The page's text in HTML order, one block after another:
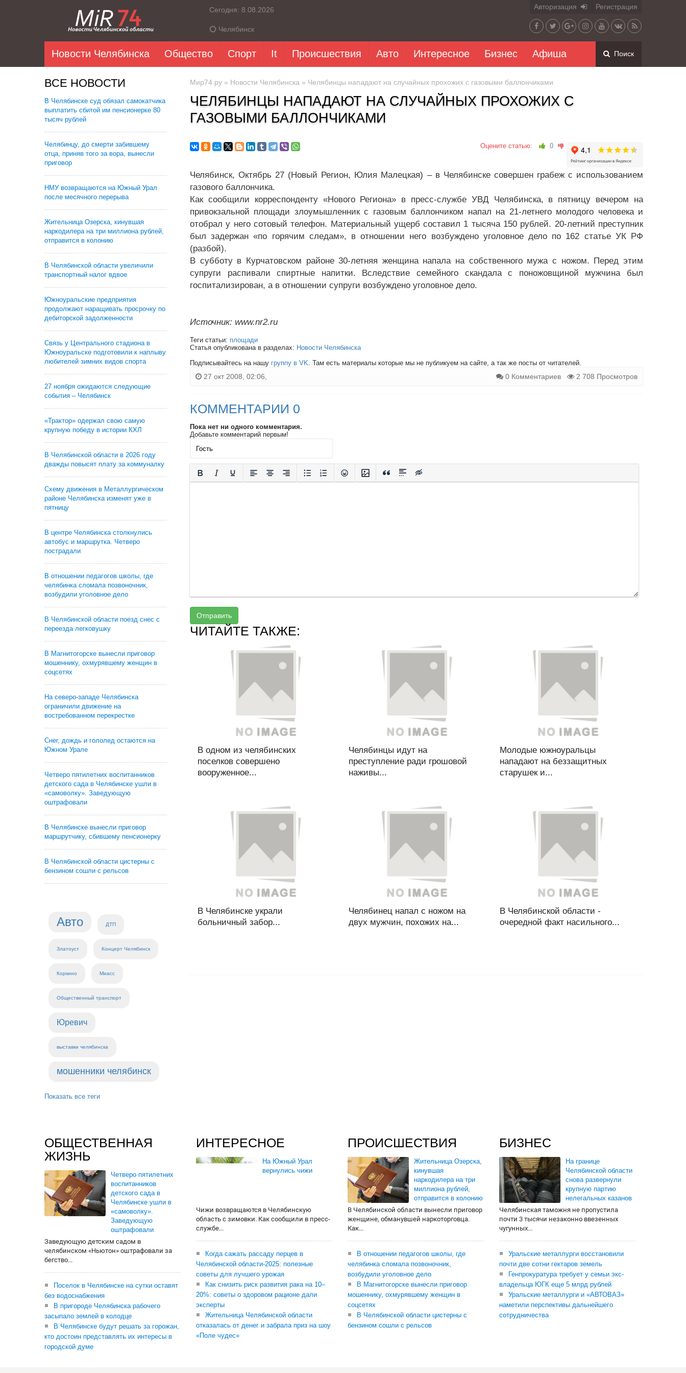
Сегодня: 8.08.2026
Челябинск
Авторизация Регистрация
Новости Челябинска Общество Спорт It Происшествия Авто Интересное Бизнес Афиша Поиск
ВСЕ НОВОСТИ
В Челябинске суд обязал самокатчика
выплатить сбитой им пенсионерке 80
тысяч рублей
Челябинцу, до смерти забившему
отца, приняв того за вора, вынесли
приговор
НМУ возвращаются на Южный Урал
после месячного перерыва
Жительница Озерска, кинувшая
наркодилера на три миллиона рублей,
отправится в колонию
В Челябинской области увеличили
транспортный налог вдвое
Южноуральские предприятия
продолжают наращивать просрочку по
дебиторской задолженности
Связь у Центрального стадиона в
Южноуральске подготовили к наплыву
любителей зимних видов спорта
27 ноября ожидаются следующие
события – Челябинск
«Трактор» одержал свою самую
крупную победу в истории КХЛ
В Челябинской области в 2026 году
дважды повысят плату за коммуналку
Схему движения в Металлургическом
районе Челябинска изменят уже в
пятницу
В центре Челябинска столкнулись
автобус и маршрутка. Четверо
пострадали
В отношении педагогов школы, где
челябинка сломала позвоночник,
возбудили уголовное дело
В Челябинской области поезд снес с
переезда легковушку
В Магнитогорске вынесли приговор
мошеннику, охмурявшему женщин в
соцсетях
На северо-западе Челябинска
ограничили движение на
востребованном перекрестке
Снег, дождь и гололед остаются на
Южном Урале
Четверо пятилетних воспитанников
детского сада в Челябинске ушли в
«самоволку». Заведующую
оштрафовали
В Челябинске вынесли приговор
маршрутчику, сбившему пенсионерку
В Челябинской области цистерны с
бензином сошли с рельсов
Авто ДТП
Златоуст Концерт Челябинск
Коркино Миасс
Общественный транспорт
Юревич
выставки челябинска
мошенники челябинск
Показать все теги
Мир74.ру » Новости Челябинска » Челябинцы нападают на случайных прохожих с газовыми баллончиками
ЧЕЛЯБИНЦЫ НАПАДАЮТ НА СЛУЧАЙНЫХ ПРОХОЖИХ С
ГАЗОВЫМИ БАЛЛОНЧИКАМИ
Оцените статью: 0
Челябинск, Октябрь 27 (Новый Регион, Юлия Малецкая) – в Челябинске совершен грабеж с использованием
газового баллончика.
Как сообщили корреспонденту «Нового Региона» в пресс-службе УВД Челябинска, в пятницу вечером на
привокзальной площади злоумышленник с газовым баллончиком напал на 21-летнего молодого человека и
отобрал у него сотовый телефон. Материальный ущерб составил 1 тысяча 150 рублей. 20-летний преступник
был задержан «по горячим следам», в отношении него возбуждено уголовное дело по 162 статье УК РФ
(разбой).
В субботу в Курчатовском районе 30-летняя женщина напала на собственного мужа с ножом. Перед этим
супруги распивали спиртные напитки. Вследствие семейного скандала с поножовщиной мужчина был
госпитализирован, а в отношении супруги возбуждено уголовное дело.
Источник: www.nr2.ru
Теги статьи: площади
Статья опубликована в разделах: Новости Челябинска
Подписывайтесь на нашу группу в VK. Там есть материалы которые мы не публикуем на сайте, а так же посты от читателей.
27 окт 2008, 02:06, 0 Комментариев 2 708 Просмотров
КОММЕНТАРИИ 0
Пока нет ни одного комментария.
Добавьте комментарий первым!
Отправить
ЧИТАЙТЕ ТАКЖЕ:
В одном из челябинских
поселков совершено
вооруженное...
Челябинцы идут на
преступление ради грошовой
наживы...
Молодые южноуральцы
нападают на беззащитных
старушек и...
В Челябинске украли
больничный забор...
Челябинец напал с ножом на
двух мужчин, похожих на...
В Челябинской области -
очередной факт насильного...
ОБЩЕСТВЕННАЯ
ЖИЗНЬ
Четверо пятилетних
воспитанников
детского сада в
Челябинске ушли в
«самоволку».
Заведующую
оштрафовали
Заведующую детским садом в
челябинском «Ньютон» оштрафовали за
бегство...
Поселок в Челябинске на сутки оставят
без водоснабжения
В пригороде Челябинска рабочего
засыпало землей в колодце
В Челябинске будут решать за горожан,
кто достоин представлять их интересы в
городской думе
ИНТЕРЕСНОЕ
На Южный Урал
вернулись чижи
Чижи возвращаются в Челябинскую
область с зимовки. Как сообщили в пресс-
службе...
Когда сажать рассаду перцев в
Челябинской области-2025: полезные
советы для лучшего урожая
Как снизить риск развития рака на 10–
20%: советы о здоровом рационе дали
эксперты
Жительница Челябинской области
отказалась от денег и забрала приз на шоу
«Поле чудес»
ПРОИСШЕСТВИЯ
Жительница Озерска,
кинувшая
наркодилера на три
миллиона рублей,
отправится в колонию
В Челябинской области вынесли приговор
женщине, обманувшей наркоторговца.
Как...
В отношении педагогов школы, где
челябинка сломала позвоночник,
возбудили уголовное дело
В Магнитогорске вынесли приговор
мошеннику, охмурявшему женщин в
соцсетях
В Челябинской области цистерны с
бензином сошли с рельсов
БИЗНЕС
На границе
Челябинской области
снова развернули
крупную партию
нелегальных казанов
Челябинская таможня не пропустила
почти 3 тысячи незаконно ввезенных
чугунных...
Уральские металлурги восстановили
почти две сотни гектаров земель
Генпрокуратура требует у семьи экс-
владельца ЮГК еще 5 млрд рублей
Уральские металлурги и «АВТОВАЗ»
наметили перспективы дальнейшего
сотрудничества